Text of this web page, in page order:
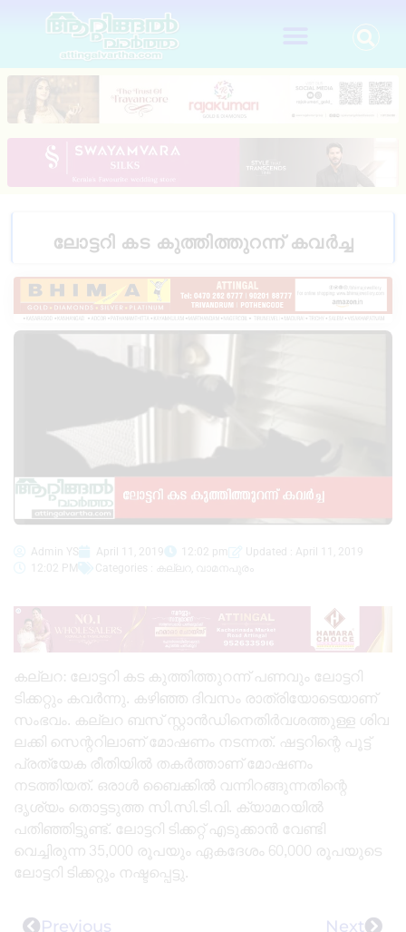
ലോട്ടറി കട കുത്തിത്തുറന്ന് കവർച്ച
Admin YS April 11, 2019 12:02 pm
Updated : April 11, 2019
12:02 PM
Categories : കല്ലറ വാമനപുരം
കല്ലറ: ലോട്ടറി കട കുത്തിത്തുറന്ന് പണവും ലോട്ടറി
ടിക്കറ്റും കവർന്നു. കഴിഞ്ഞ ദിവസം രാത്രിയോടെയാണ്
സംഭവം. കല്ലറ ബസ് സ്റ്റാൻഡിനെതിർവശത്തുള്ള ശിവ
ലക്കി സെന്ററിലാണ് മോഷണം നടന്നത്. ഷട്ടറിന്റെ പൂട്ട്
പ്രത്യേക രീതിയിൽ തകർത്താണ് മോഷണം
നടത്തിയത്. ഒരാൾ ബൈക്കിൽ വന്നിറങ്ങുന്നതിന്റെ
ദൃശ്യം തൊട്ടടുത്ത സി.സി.ടി.വി. ക്യാമറയിൽ
പതിഞ്ഞിട്ടുണ്ട്. ലോട്ടറി ടിക്കറ്റ് എടുക്കാൻ വേണ്ടി
വെച്ചിരുന്ന 35,000 രൂപയും ഏകദേശം 60,000 രൂപയുടെ
ലോട്ടറി ടിക്കറ്റും നഷ്ടപ്പെട്ടു.
Previous Next